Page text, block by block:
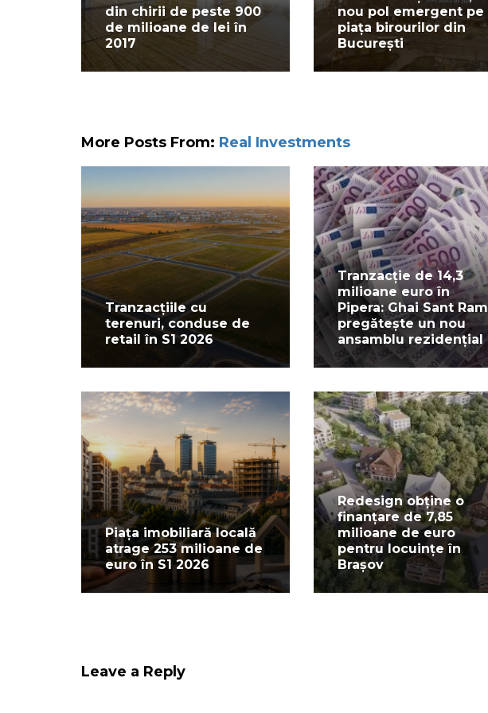
din chirii de peste 900
de milioane de lei în
2017
nou pol emergent pe
piața birourilor din
București
More Posts From: Real Investments
Tranzacțiile cu
terenuri, conduse de
retail în S1 2026
Tranzacție de 14,3
milioane euro în
Pipera: Ghai Sant Ram
pregătește un nou
ansamblu rezidențial
Piața imobiliară locală
atrage 253 milioane de
euro în S1 2026
Redesign obține o
finanțare de 7,85
milioane de euro
pentru locuințe în
Brașov
Leave a Reply